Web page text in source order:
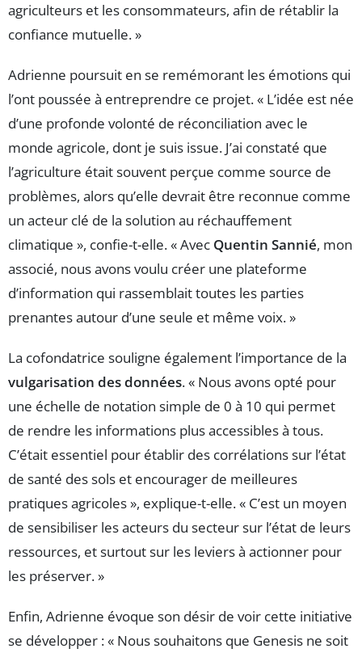
agriculteurs et les consommateurs, afin de rétablir la
confiance mutuelle. »
Adrienne poursuit en se remémorant les émotions qui
l’ont poussée à entreprendre ce projet. « L’idée est née
d’une profonde volonté de réconciliation avec le
monde agricole, dont je suis issue. J’ai constaté que
l’agriculture était souvent perçue comme source de
problèmes, alors qu’elle devrait être reconnue comme
un acteur clé de la solution au réchauffement
climatique », confie-t-elle. « Avec Quentin Sannié, mon
associé, nous avons voulu créer une plateforme
d’information qui rassemblait toutes les parties
prenantes autour d’une seule et même voix. »
La cofondatrice souligne également l’importance de la
vulgarisation des données. « Nous avons opté pour
une échelle de notation simple de 0 à 10 qui permet
de rendre les informations plus accessibles à tous.
C’était essentiel pour établir des corrélations sur l’état
de santé des sols et encourager de meilleures
pratiques agricoles », explique-t-elle. « C’est un moyen
de sensibiliser les acteurs du secteur sur l’état de leurs
ressources, et surtout sur les leviers à actionner pour
les préserver. »
Enfin, Adrienne évoque son désir de voir cette initiative
se développer : « Nous souhaitons que Genesis ne soit